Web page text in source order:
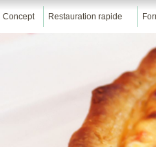
Concept Restauration rapide